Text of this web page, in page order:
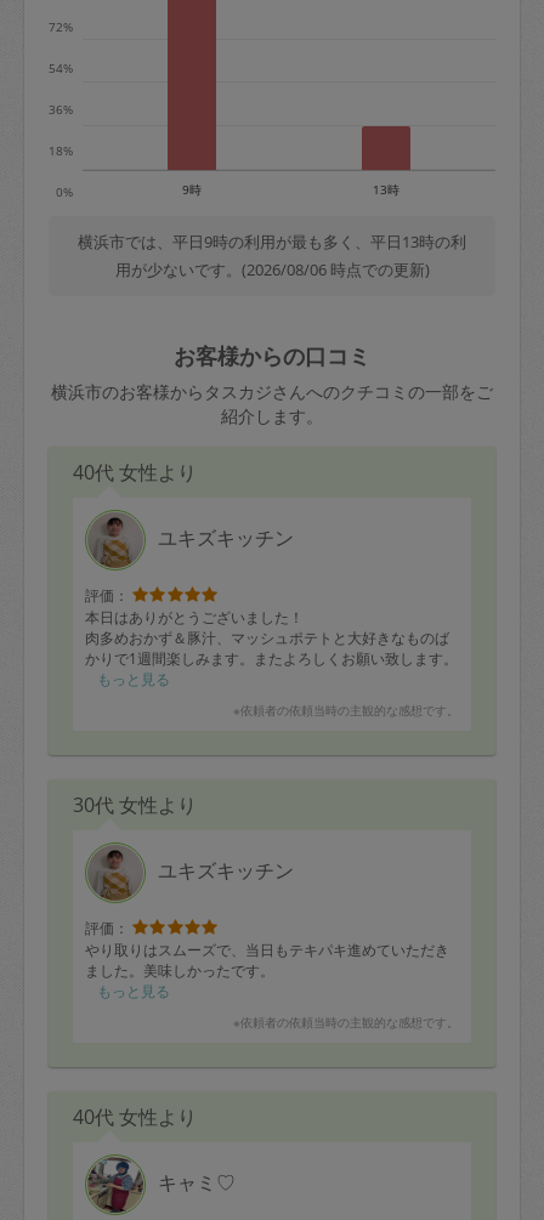
0%
18%
36%
54%
72%
9時 13時
横浜市では、平日9時の利用が最も多く、平日13時の利
用が少ないです。(2026/08/06 時点での更新)
お客様からの口コミ
横浜市のお客様からタスカジさんへのクチコミの一部をご
紹介します。
40代 女性より
ユキズキッチン
評価：
本日はありがとうございました！
肉多めおかず＆豚汁、マッシュポテトと大好きなものば
かりで1週間楽しみます。またよろしくお願い致します。
もっと見る
※依頼者の依頼当時の主観的な感想です。
30代 女性より
ユキズキッチン
評価：
やり取りはスムーズで、当日もテキパキ進めていただき
ました。美味しかったです。
もっと見る
※依頼者の依頼当時の主観的な感想です。
40代 女性より
キャミ♡